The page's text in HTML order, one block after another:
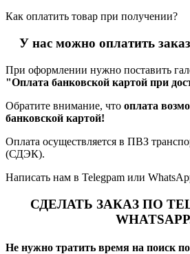
Как оплатить товар при получении?
У нас можно оплатить
При оформлении нужно поставить
"Оплата банковской картой при
Обратите внимание, что оплата
банковской картой!
Оплата осуществляется в ПВЗ
(СДЭК).
Написать нам в Telegpam или
СДЕЛАТЬ ЗАКАЗ ПО
Не нужно тратить время на поиск